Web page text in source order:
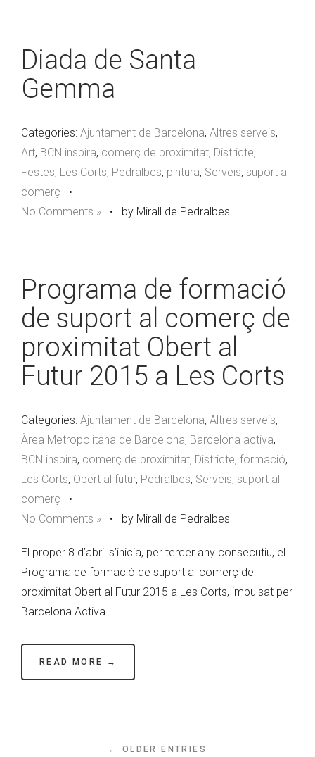
Diada de Santa
Gemma
Categories: Ajuntament de Barcelona, Altres serveis,
Art, BCN inspira, comerç de proximitat, Districte,
Festes, Les Corts, Pedralbes, pintura, Serveis, suport al
comerç •
No Comments » • by Mirall de Pedralbes
Programa de formació
de suport al comerç de
proximitat Obert al
Futur 2015 a Les Corts
Categories: Ajuntament de Barcelona, Altres serveis,
Àrea Metropolitana de Barcelona, Barcelona activa,
BCN inspira, comerç de proximitat, Districte, formació,
Les Corts, Obert al futur, Pedralbes, Serveis, suport al
comerç •
No Comments » • by Mirall de Pedralbes
El proper 8 d’abril s’inicia, per tercer any consecutiu, el
Programa de formació de suport al comerç de
proximitat Obert al Futur 2015 a Les Corts, impulsat per
Barcelona Activa…
READ MORE →
← OLDER ENTRIES